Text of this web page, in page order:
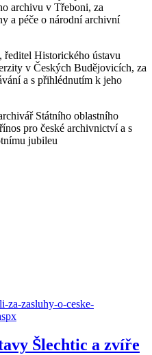
archivu v Třeboni, za
a péče o národní archivní
, ředitel Historického ústavu
v Českých Budějovicích, za
a s přihlédnutím k jeho
Státního oblastního
pro české archivnictví a s
jubileu
za-zasluhy-o-ceske-
Šlechtic a zvíře